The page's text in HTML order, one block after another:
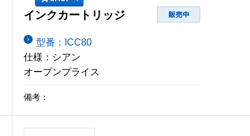
インクカートリッジ
型番：ICC80
仕様：シアン
オープンプライス
備考：